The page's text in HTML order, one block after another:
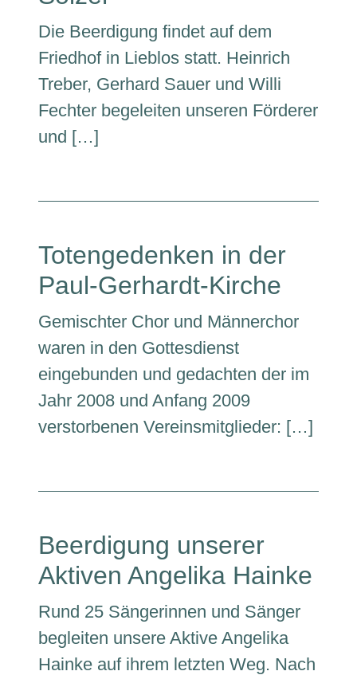
Die Beerdigung findet auf dem
Friedhof in Lieblos statt. Heinrich
Treber, Gerhard Sauer und Willi
Fechter begeleiten unseren Förderer
und […]
Totengedenken in der
Paul-Gerhardt-Kirche
Gemischter Chor und Männerchor
waren in den Gottesdienst
eingebunden und gedachten der im
Jahr 2008 und Anfang 2009
verstorbenen Vereinsmitglieder: […]
Beerdigung unserer
Aktiven Angelika Hainke
Rund 25 Sängerinnen und Sänger
begleiten unsere Aktive Angelika
Hainke auf ihrem letzten Weg. Nach